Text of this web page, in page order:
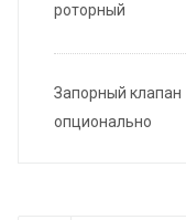
роторный
Запорный клапан
опционально